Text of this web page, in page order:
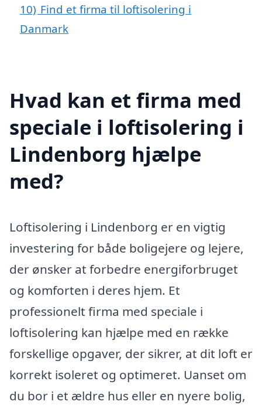
10) Find et firma til loftisolering i
Danmark
Hvad kan et firma med
speciale i loftisolering i
Lindenborg hjælpe
med?
Loftisolering i Lindenborg er en vigtig
investering for både boligejere og lejere,
der ønsker at forbedre energiforbruget
og komforten i deres hjem. Et
professionelt firma med speciale i
loftisolering kan hjælpe med en række
forskellige opgaver, der sikrer, at dit loft er
korrekt isoleret og optimeret. Uanset om
du bor i et ældre hus eller en nyere bolig,